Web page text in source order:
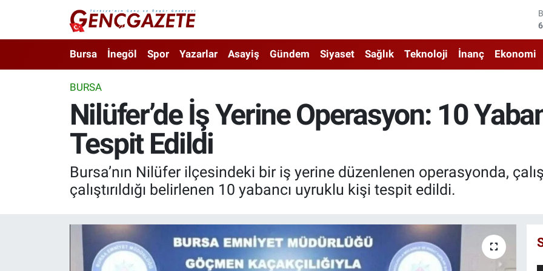
Bursa İnegöl Spor Yazarlar Asayiş Gündem Siyaset Sağlık Teknoloji İnanç Ekonomi
BURSA
Nilüfer’de İş Yerine Operasyon: 10
Tespit Edildi
Bursa’nın Nilüfer ilçesindeki bir iş yerine düzenlenen operasyonda,
çalıştırıldığı belirlenen 10 yabancı uyruklu kişi tespit edildi.
3.SAYFA
Ekonomi
Nöbetçi Eczaneler
Trafik Durumu
Süper Lig Puan Durumu ve Fikstür
Tüm Manşetler
Son Dakika Haberleri
Haber Arşivi